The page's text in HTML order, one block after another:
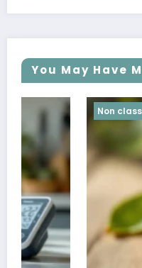
You May Have
Non classé